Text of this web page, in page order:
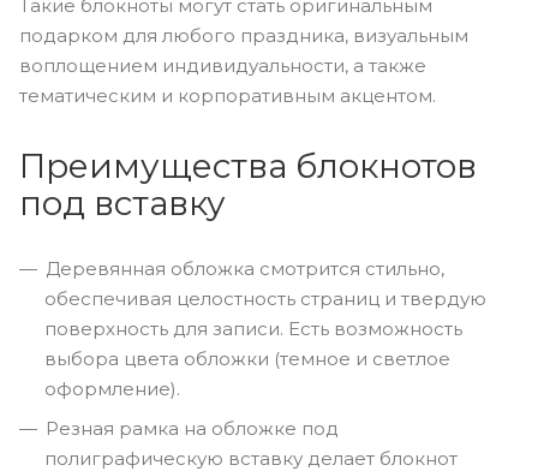
Такие блокноты могут стать оригинальным
подарком для любого праздника, визуальным
воплощением индивидуальности, а также
тематическим и корпоративным акцентом.
Преимущества блокнотов
под вставку
Деревянная обложка смотрится стильно,
обеспечивая целостность страниц и твердую
поверхность для записи. Есть возможность
выбора цвета обложки (темное и светлое
оформление).
Резная рамка на обложке под
полиграфическую вставку делает блокнот